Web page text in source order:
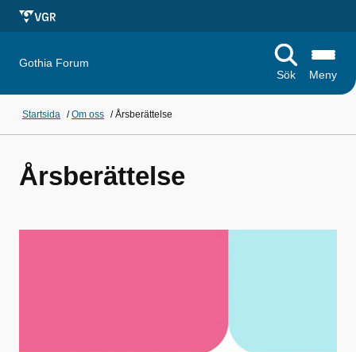
Gothia Forum
Sök
Meny
Startsida /Om oss /Årsberättelse
Årsberättelse